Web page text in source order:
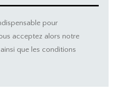
pour
acceptez alors notre
que les conditions